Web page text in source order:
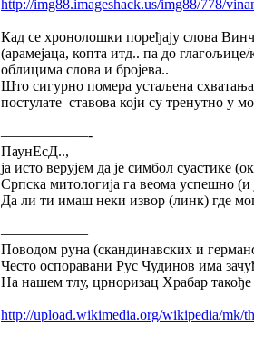
http://img88.imageshack.us/img88/778/
Кад се хронолошки поређају слова
(арамејаца, копта итд.. па до
облицима слова и бројева..
Што сигурно помера устаљена
постулате ставова који су тренутно у
——————-
ПаунЕсД..,
ја исто верујем да је симбол суастике
Српска митологија га веома успешно
Да ли ти имаш неки извор (линк) где
——————
Поводом руна (скандинавских и
Често оспоравани Рус Чудинов има
На нашем тлу, црноризац Храбар
http://upload.wikimedia.org/wikipedia/mk/